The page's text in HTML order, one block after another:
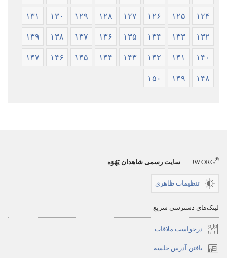
۱۲۴ ۱۲۵ ۱۲۶ ۱۲۷ ۱۲۸ ۱۲۹ ۱۳۰ ۱۳۱
۱۳۲ ۱۳۳ ۱۳۴ ۱۳۵ ۱۳۶ ۱۳۷ ۱۳۸ ۱۳۹
۱۴۰ ۱۴۱ ۱۴۲ ۱۴۳ ۱۴۴ ۱۴۵ ۱۴۶ ۱۴۷
۱۴۸ ۱۴۹ ۱۵۰
JW.ORG® — سایت رسمی شاهدان یَهُوَه
تنظیمات ظاهری
لینک‌های دسترسی سریع
درخواست ملاقات
یافتن آدرس جلسه
(پنجره‌ای